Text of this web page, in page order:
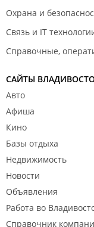
Охрана и
Связь и IT
Справочные,
САЙТЫ
Авто
Афиша
Кино
Базы отдыха
Недвижимость
Новости
Объявления
Работа во
Справочник